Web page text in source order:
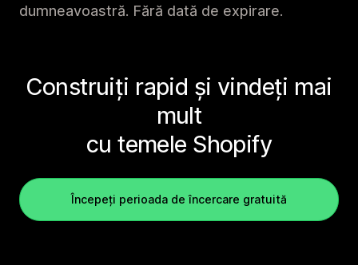
dumneavoastră. Fără dată de expirare.
Construiți rapid și vindeți mai
mult
cu temele Shopify
Începeți perioada de încercare gratuită